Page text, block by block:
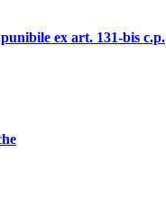
ex art. 131-bis c.p.